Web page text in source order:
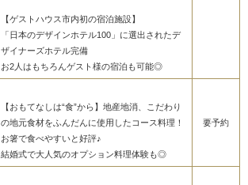
【ゲストハウス市内初の宿泊施設】
「日本のデザインホテル100」に選出されたデ
ザイナーズホテル完備
お2人はもちろんゲスト様の宿泊も可能◎
【おもてなしは“食”から】地産地消、こだわり
の地元食材をふんだんに使用したコース料理！
お箸で食べやすいと好評♪
結婚式で大人気のオプション料理体験も◎
要予約